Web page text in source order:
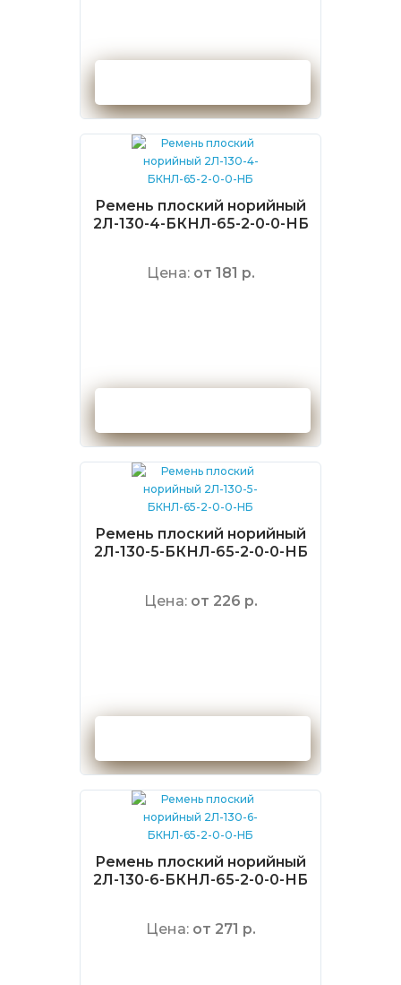
Ремень плоский норийный
2Л-130-4-БКНЛ-65-2-0-0-НБ
Цена: от 181 р.
Ремень плоский норийный
2Л-130-5-БКНЛ-65-2-0-0-НБ
Цена: от 226 р.
Ремень плоский норийный
2Л-130-6-БКНЛ-65-2-0-0-НБ
Цена: от 271 р.